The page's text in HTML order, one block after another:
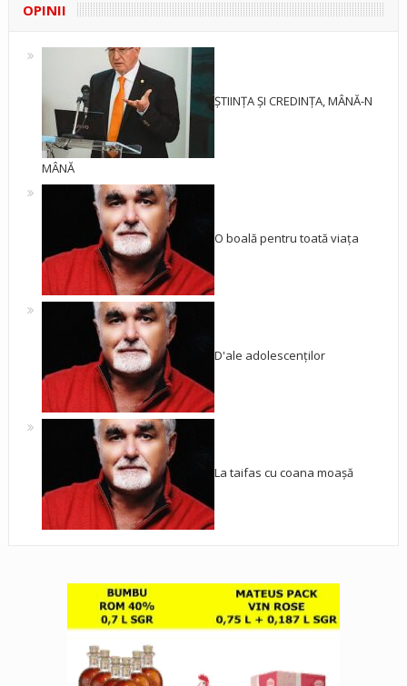
OPINII
ȘTIINȚA ȘI CREDINȚA, MÂNĂ-N
MÂNĂ
O boală pentru toată viața
D'ale adolescenților
La taifas cu coana moașă